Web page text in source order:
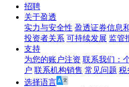
招聘
关于盈透
实力与安全性 盈透证券信息
投资者关系 可持续发展 监管
支持
为您的账户注资 联系我们：
户 联系机构销售 常见问题 税
选择语言